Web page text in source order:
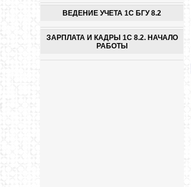
ВЕДЕНИЕ УЧЕТА 1С БГУ 8.2
ЗАРПЛАТА И КАДРЫ 1С 8.2. НАЧАЛО
РАБОТЫ